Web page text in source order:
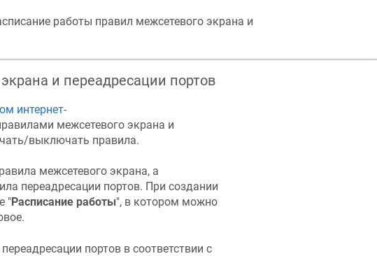
работы правил межсетевого экрана и
и переадресации портов
интернет-
межсетевого экрана и
выключать правила.
межсетевого экрана, а
переадресации портов. При создании
"Расписание работы", в котором можно
портов в соответствии с